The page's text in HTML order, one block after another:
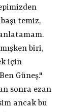
temiz,
biri,
için
Güneş."
sonra ezan
ancak bu